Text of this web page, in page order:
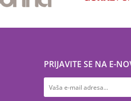
PRIJAVITE SE NA E-